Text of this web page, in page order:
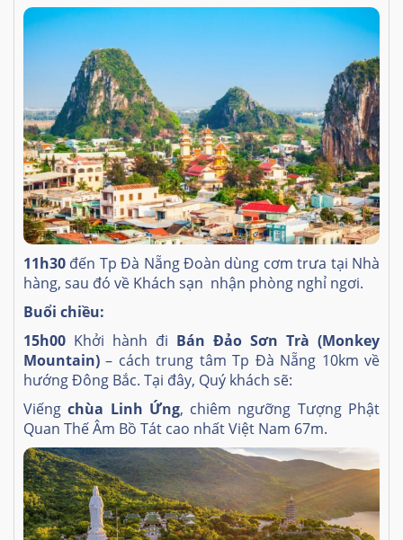
11h30 đến Tp Đà Nẵng Đoàn dùng cơm trưa tại Nhà
hàng, sau đó về Khách sạn nhận phòng nghỉ ngơi.
Buổi chiều:
15h00 Khởi hành đi Bán Đảo Sơn Trà (Monkey
Mountain) – cách trung tâm Tp Đà Nẵng 10km về
hướng Đông Bắc. Tại đây, Quý khách sẽ:
Viếngchùa Linh Ứng, chiêm ngưỡng Tượng Phật
Quan Thế Âm Bồ Tát cao nhất Việt Nam 67m.